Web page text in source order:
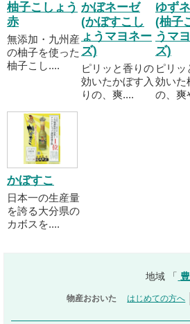
柚子こしょう
赤
無添加・九州産
の柚子を使った
柚子こし....
かぼネーゼ
(かぼすこし
ょうマヨネー
ズ)
ピリッと香りの
効いたかぼす入
りの、爽....
ゆず
(柚子
うマ
ズ)
ピリッ
効いた
の、爽
かぼすこ
日本一の生産量
を誇る大分県の
カボスを....
地域 「
物産おおいた はじめての方へ